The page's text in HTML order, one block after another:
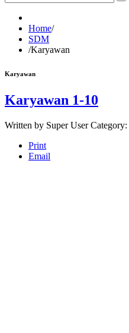
Home/
SDM
/Karyawan
Karyawan
Karyawan 1-10
Written by Super User Category:
Print
Email